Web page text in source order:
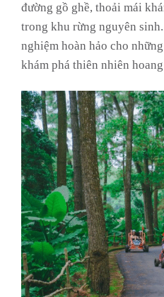
đường gồ ghề, thoải mái
trong khu rừng nguyên
nghiệm hoàn hảo cho
khám phá thiên nhiên